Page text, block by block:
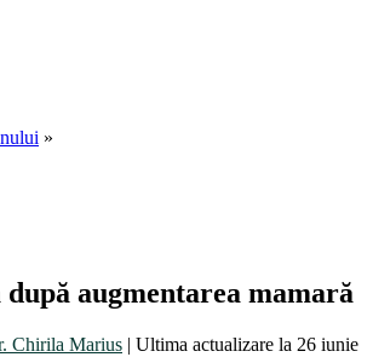
»
augmentarea mamară
Chirila Marius | Ultima actualizare la 26 iunie